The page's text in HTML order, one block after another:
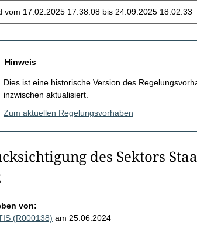
Hinweis
Dies ist eine historische Version des
inzwischen aktualisiert.
Zum aktuellen Regelungsvorhaben
des Sektors
von:
(R000138) am 25.06.2024